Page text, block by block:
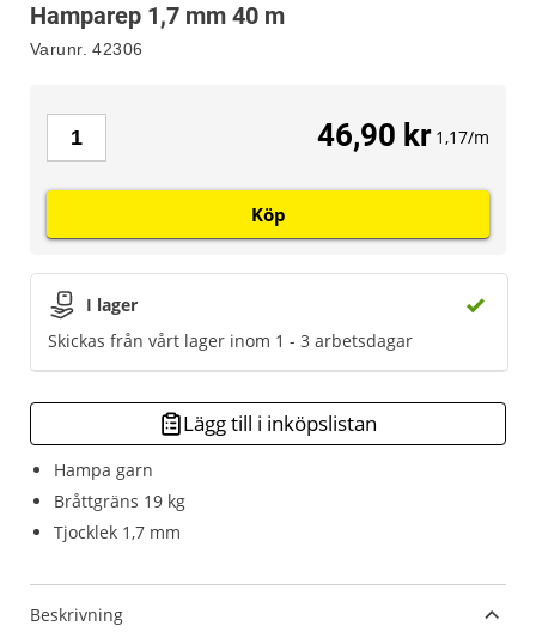
Hamparep 1,7 mm 40 m
Varunr. 42306
Hampa garn
Bråttgräns 19 kg
Tjocklek 1,7 mm
I lager
Skickas från vårt lager inom 1 - 3 arbetsdagar
46,90 kr 1,17/m
Köp
Lägg till i inköpslistan
Beskrivning